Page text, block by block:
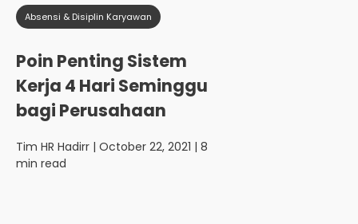
Absensi & Disiplin Karyawan
Poin Penting Sistem
Kerja 4 Hari Seminggu
bagi Perusahaan
Tim HR Hadirr | October 22, 2021 | 8
min read